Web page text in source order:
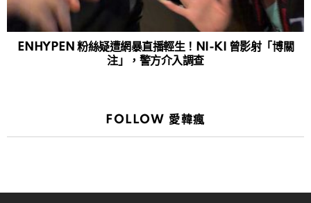
ENHYPEN 粉絲疑遭網暴直播輕生！NI-KI 曾影射「博關
注」，警方介入調查
FOLLOW 愛韓瘋